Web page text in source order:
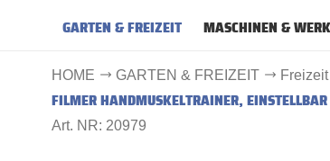
GARTEN & FREIZEIT MASCHINEN &
HOME GARTEN & FREIZEIT Freizeit
FILMER HANDMUSKELTRAINER,
Art. NR: 20979